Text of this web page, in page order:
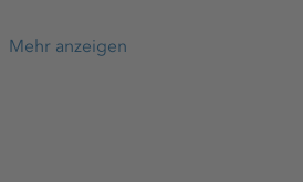
GmbH
Mehr anzeigen